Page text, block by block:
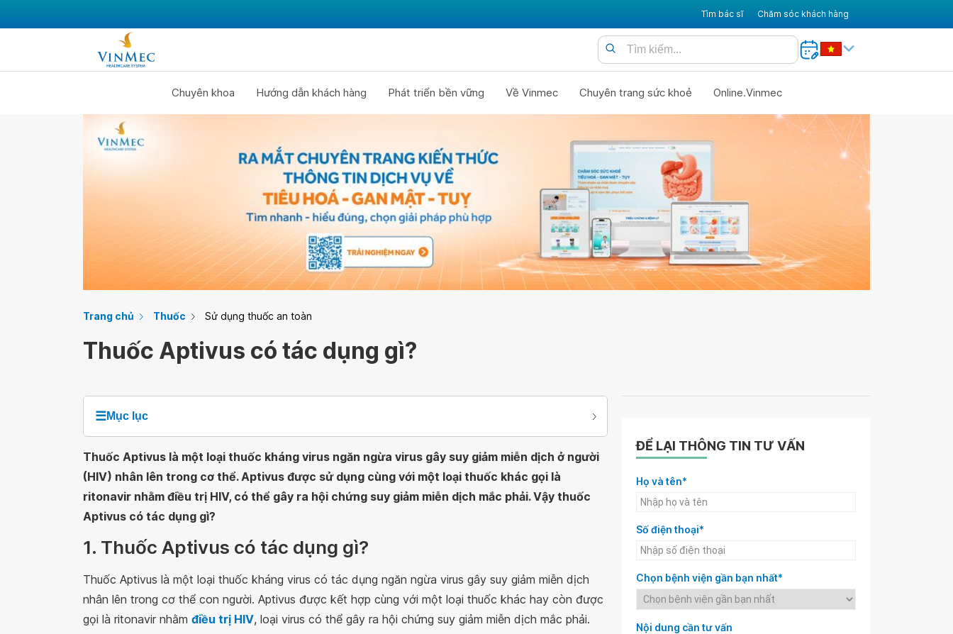
Tìm bác sĩ Chăm sóc khách hàng
Chuyên khoa Hướng dẫn khách hàng Phát triển bền vững Về Vinmec Chuyên trang sức khoẻ Online.Vinmec
Trang chủ Thuốc Sử dụng thuốc an toàn
Thuốc Aptivus có tác dụng gì?
☰Mục lục
Thuốc Aptivus là một loại thuốc kháng virus ngăn ngừa virus gây suy giảm miễn dịch ở người
(HIV) nhân lên trong cơ thể. Aptivus được sử dụng cùng với một loại thuốc khác gọi là
ritonavir nhằm điều trị HIV, có thể gây ra hội chứng suy giảm miễn dịch mắc phải. Vậy thuốc
Aptivus có tác dụng gì?
1. Thuốc Aptivus có tác dụng gì?
Thuốc Aptivus là một loại thuốc kháng virus có tác dụng ngăn ngừa virus gây suy giảm miễn dịch
nhân lên trong cơ thể con người. Aptivus được kết hợp cùng với một loại thuốc khác hay còn được
gọi là ritonavir nhằm điều trị HIV, loại virus có thể gây ra hội chứng suy giảm miễn dịch mắc phải.
ĐỂ LẠI THÔNG TIN TƯ VẤN
Họ và tên*
Số điện thoại*
Chọn bệnh viện gần bạn nhất*
Nội dung cần tư vấn